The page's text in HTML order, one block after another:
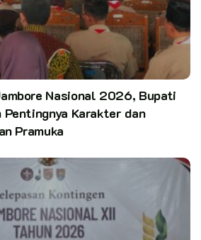
manajemen organisasi
dengan baik agar dapat
terbaik kepada gugusdepan.
kak Dian Sukmawan selaku Wakil
Pramuka Kabupaten Bogor
Muda, Ketua Kwarran, Pengurus
UPTD Puskesmas, Ketua MUI
Ciaruteun Udik, dan Ketua
se-kecamatan
Nasional 2026, Bupati
Pentingnya Karakter dan
Pramuka